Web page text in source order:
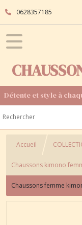
0628357185
Détente et style à
Accueil
Chaussons kimono
Chaussons femme